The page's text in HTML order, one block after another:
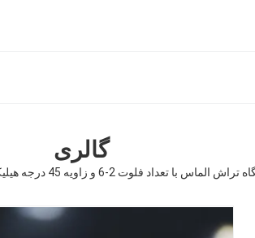
گالری
الماس با تعداد فلوت 2-6 و زاویه 45 درجه هیلیکس با نوع شاخه مستقیم